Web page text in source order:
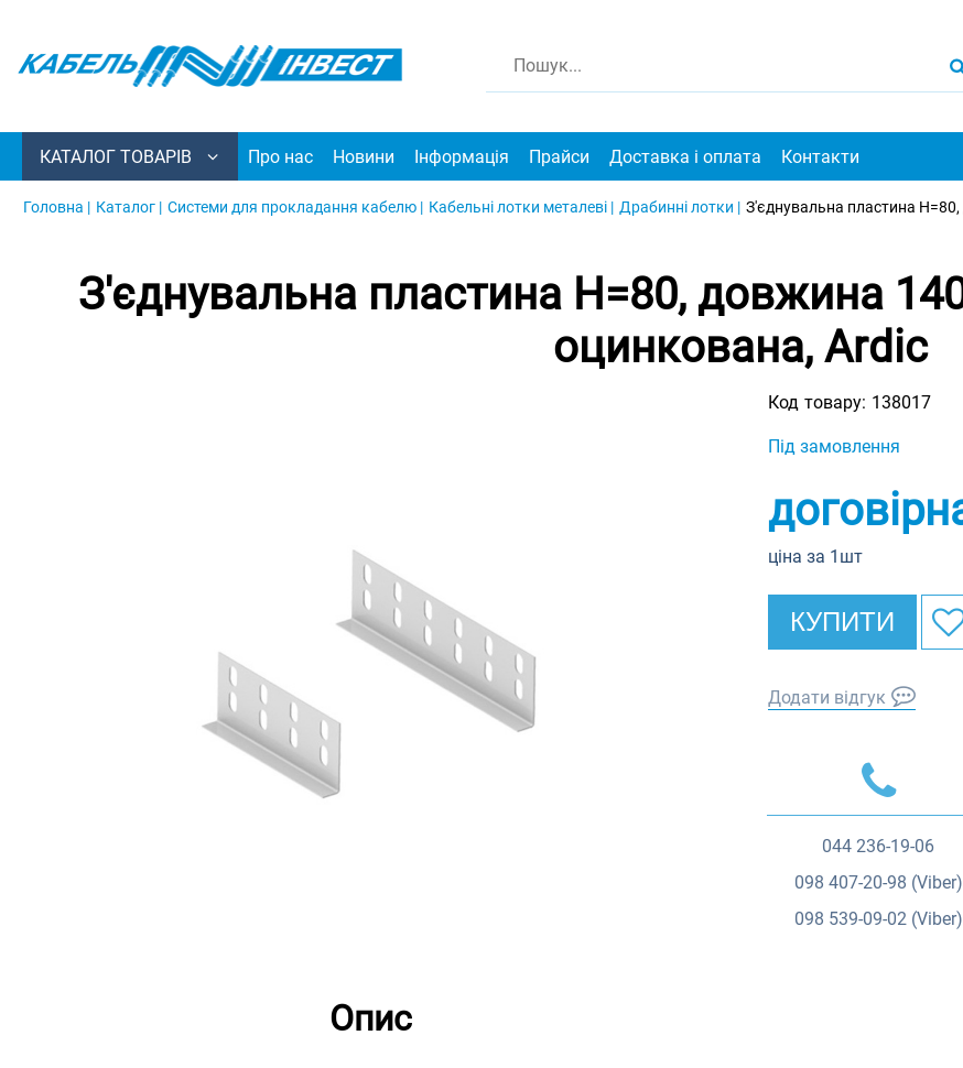
КАТАЛОГ ТОВАРІВ Про нас Новини Інформація Прайси Доставка і оплата Контакти
Головна | Каталог | Системи для прокладання кабелю | Кабельні лотки металеві | Драбинні лотки | З'єднувальна пластина
З'єднувальна пластина H=80, довжина
оцинкована, Ardic
Код товару: 138017
Під замовлення
ціна за 1шт
КУПИТИ
Додати відгук
044 236-19-06
098 407-20-98 (Viber)
098 539-09-02 (Viber)
Опис